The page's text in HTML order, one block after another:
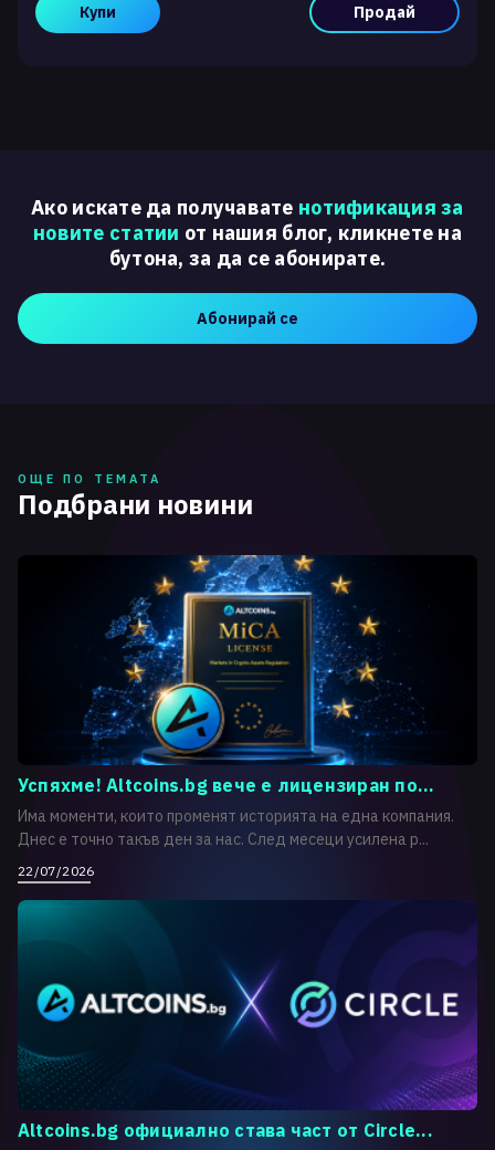
Купи Продай
Ако искате да получавате нотификация за
новите статии от нашия блог, кликнете на
бутона, за да се абонирате.
Абонирай се
ОЩЕ ПО ТЕМАТА
Подбрани новини
Успяхме! Altcoins.bg вече е лицензиран по...
Има моменти, които променят историята на една компания.
Днес е точно такъв ден за нас. След месеци усилена р...
22/07/2026
Altcoins.bg официално става част от Circle...